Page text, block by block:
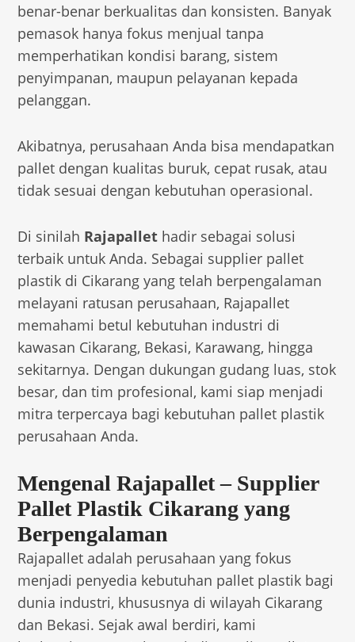
benar-benar berkualitas dan konsisten. Banyak
pemasok hanya fokus menjual tanpa
memperhatikan kondisi barang, sistem
penyimpanan, maupun pelayanan kepada
pelanggan.
Akibatnya, perusahaan Anda bisa mendapatkan
pallet dengan kualitas buruk, cepat rusak, atau
tidak sesuai dengan kebutuhan operasional.
Di sinilah Rajapallet hadir sebagai solusi
terbaik untuk Anda. Sebagai supplier pallet
plastik di Cikarang yang telah berpengalaman
melayani ratusan perusahaan, Rajapallet
memahami betul kebutuhan industri di
kawasan Cikarang, Bekasi, Karawang, hingga
sekitarnya. Dengan dukungan gudang luas, stok
besar, dan tim profesional, kami siap menjadi
mitra terpercaya bagi kebutuhan pallet plastik
perusahaan Anda.
Mengenal Rajapallet – Supplier
Pallet Plastik Cikarang yang
Berpengalaman
Rajapallet adalah perusahaan yang fokus
menjadi penyedia kebutuhan pallet plastik bagi
dunia industri, khususnya di wilayah Cikarang
dan Bekasi. Sejak awal berdiri, kami